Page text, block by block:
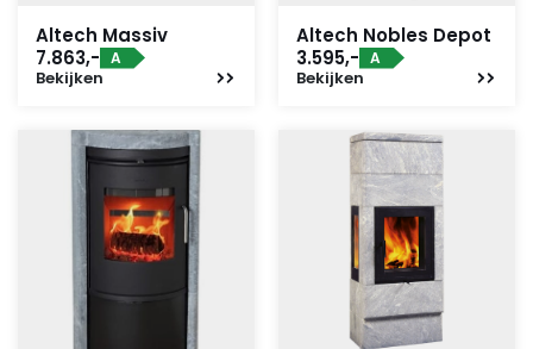
Altech Massiv
7.863,- A
Bekijken
Altech Nobles Depot
3.595,- A
Bekijken